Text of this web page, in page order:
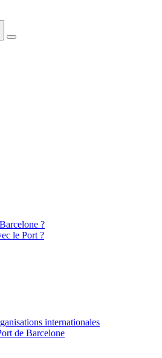
?
le Port ?
internationales
de Barcelone